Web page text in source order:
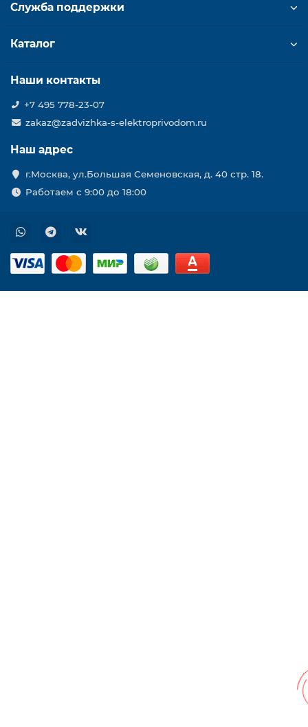
Служба поддержки
Каталог
Наши контакты
+7 495 778-23-07
zakaz@zadvizhka-s-elektroprivodom.ru
Наш адрес
г.Москва, ул.Большая Семеновская, д. 40 стр. 18.
Работаем с 9:00 до 18:00